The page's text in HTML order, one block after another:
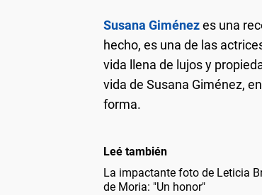
Susana Giménezes una
hecho, es una de las
vida llena de lujos y
vida de Susana Giménez,
forma.
Leé también
La impactante foto de Leticia
de Moria: "Un honor"